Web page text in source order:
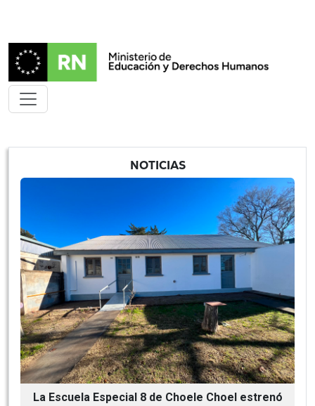
NOTICIAS
La Escuela Especial 8 de Choele Choel estrenó